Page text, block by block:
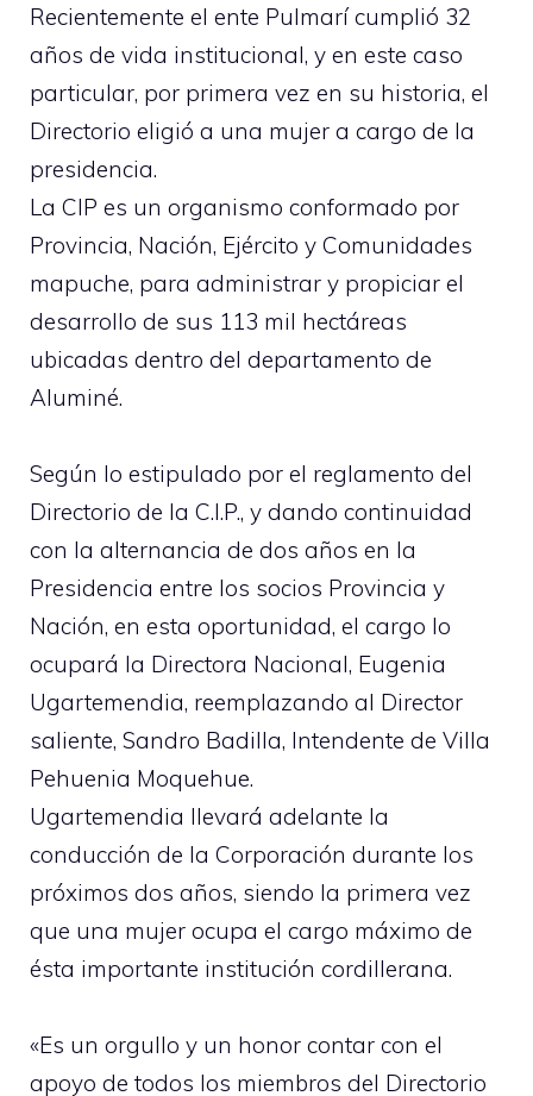
Recientemente el ente Pulmarí cumplió 32
años de vida institucional, y en este caso
particular, por primera vez en su historia, el
Directorio eligió a una mujer a cargo de la
presidencia.
La CIP es un organismo conformado por
Provincia, Nación, Ejército y Comunidades
mapuche, para administrar y propiciar el
desarrollo de sus 113 mil hectáreas
ubicadas dentro del departamento de
Aluminé.
Según lo estipulado por el reglamento del
Directorio de la C.I.P., y dando continuidad
con la alternancia de dos años en la
Presidencia entre los socios Provincia y
Nación, en esta oportunidad, el cargo lo
ocupará la Directora Nacional, Eugenia
Ugartemendia, reemplazando al Director
saliente, Sandro Badilla, Intendente de Villa
Pehuenia Moquehue.
Ugartemendia llevará adelante la
conducción de la Corporación durante los
próximos dos años, siendo la primera vez
que una mujer ocupa el cargo máximo de
ésta importante institución cordillerana.
«Es un orgullo y un honor contar con el
apoyo de todos los miembros del Directorio